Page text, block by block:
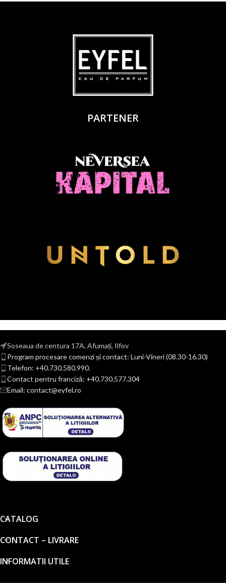
PARTENER
Soseaua de centura 17A, Afumați, Ilfov
Program procesare comenzi și contact: Luni-Vineri (08.30-16.30)
Telefon: +40.730.580.990.
Contact pentru franciză: +40.730.577.304
Email: contact@eyfel.ro
CATALOG
CONTACT – LIVRARE
INFORMATII UTILE